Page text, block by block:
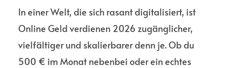
In einer Welt, die sich rasant digitalisiert, ist
Online Geld verdienen 2026 zugänglicher,
vielfältiger und skalierbarer denn je. Ob du
500 € im Monat nebenbei oder ein echtes